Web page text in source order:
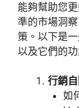
能夠幫助您
準的市場洞
策。以下是
以及它們的功
行銷
如